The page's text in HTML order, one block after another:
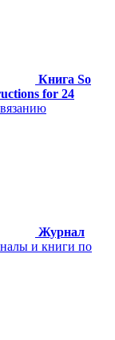
Книга So
for 24
Журнал
и книги по